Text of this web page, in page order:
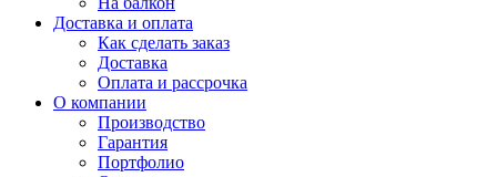
Доставка и оплата
Как сделать заказ
Доставка
Оплата и рассрочка
О компании
Производство
Гарантия
Портфолио